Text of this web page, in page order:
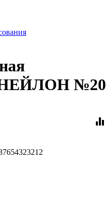
№20
equalizer